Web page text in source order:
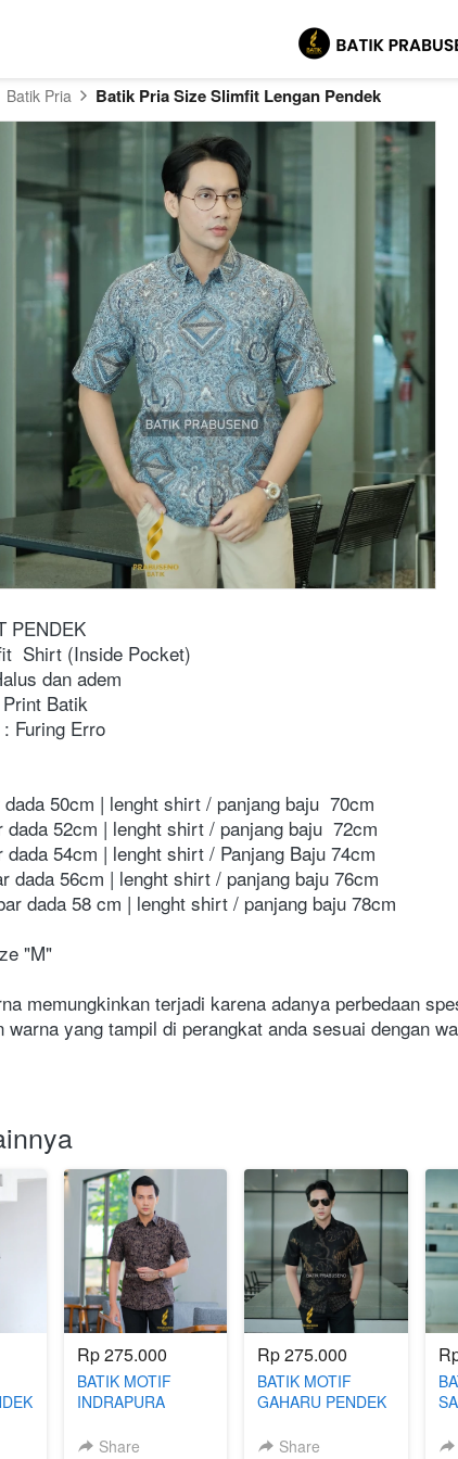
Batik Pria Batik Pria Size Slimfit Lengan Pendek
PENDEK
Shirt (Inside Pocket)
dan adem
Batik
Furing Erro
50cm | lenght shirt / panjang baju  70cm
dada 52cm | lenght shirt / panjang baju  72cm
dada 54cm | lenght shirt / Panjang Baju 74cm
dada 56cm | lenght shirt / panjang baju 76cm
dada 58 cm | lenght shirt / panjang baju 78cm
"M"
memungkinkan terjadi karena adanya perbedaan
warna yang tampil di perangkat anda sesuai dengan
Rp 275.000
BATIK MOTIF
INDRAPURA
SLIMFIT
Share
Rp 275.000
BATIK MOTIF
GAHARU PENDEK
Share